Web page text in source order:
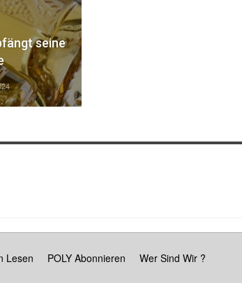
seine
Lesen POLY Abonnieren Wer Sind Wir ?